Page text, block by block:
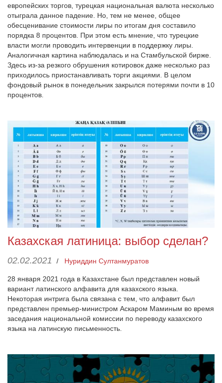
европейских торгов, турецкая национальная валюта несколько
отыграла данное падение. Но, тем не менее, общее
обесценивание стоимости лиры по итогам дня составило
порядка 8 процентов. При этом есть мнение, что турецкие
власти могли проводить интервенции в поддержку лиры.
Аналогичная картина наблюдалась и на Стамбульской бирже.
Здесь из-за резкого обрушения котировок даже несколько раз
приходилось приостанавливать торги акциями. В целом
фондовый рынок в понедельник закрылся потерями почти в 10
процентов.
Казахская латиница: выбор сделан?
02.02.2021 / Нуриддин Султанмуратов
28 января 2021 года в Казахстане был представлен новый
вариант латинского алфавита для казахского языка.
Некоторая интрига была связана с тем, что алфавит был
представлен премьер-министром Аскаром Маминым во время
заседания национальной комиссии по переводу казахского
языка на латинскую письменность.